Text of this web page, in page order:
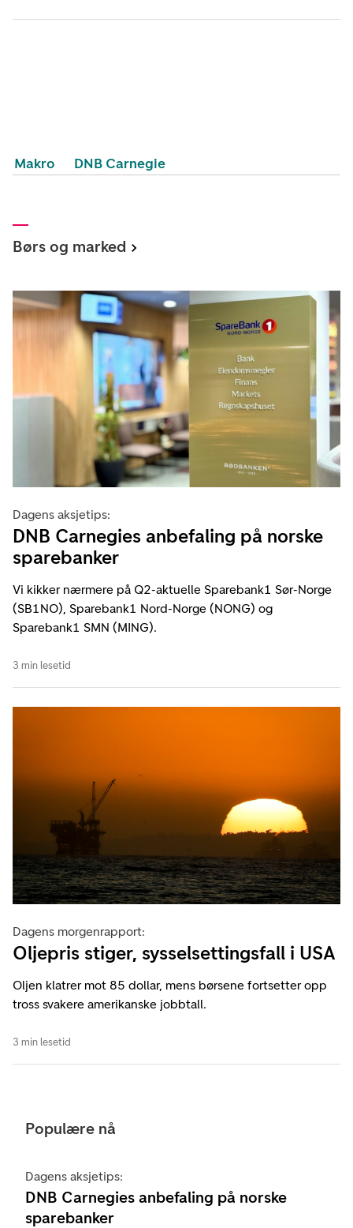
Makro DNB Carnegie
Børs og marked
Dagens aksjetips:
DNB Carnegies anbefaling på norske
sparebanker
Vi kikker nærmere på Q2-aktuelle Sparebank1 Sør-Norge
(SB1NO), Sparebank1 Nord-Norge (NONG) og
Sparebank1 SMN (MING).
3 min lesetid
Dagens morgenrapport:
Oljepris stiger, sysselsettingsfall i USA
Oljen klatrer mot 85 dollar, mens børsene fortsetter opp
tross svakere amerikanske jobbtall.
3 min lesetid
Populære nå
Dagens aksjetips:
DNB Carnegies anbefaling på norske
sparebanker